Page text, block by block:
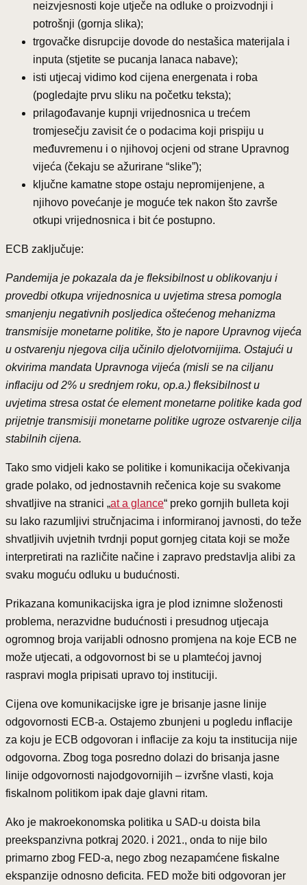
neizvjesnosti koje utječe na odluke o proizvodnji i
potrošnji (gornja slika);
trgovačke disrupcije dovode do nestašica materijala i
inputa (stjetite se pucanja lanaca nabave);
isti utjecaj vidimo kod cijena energenata i roba
(pogledajte prvu sliku na početku teksta);
prilagođavanje kupnji vrijednosnica u trećem
tromjesečju zavisit će o podacima koji prispiju u
međuvremenu i o njihovoj ocjeni od strane Upravnog
vijeća (čekaju se ažurirane “slike”);
ključne kamatne stope ostaju nepromijenjene, a
njihovo povećanje je moguće tek nakon što završe
otkupi vrijednosnica i bit će postupno.
ECB zaključuje:
Pandemija je pokazala da je fleksibilnost u oblikovanju i
provedbi otkupa vrijednosnica u uvjetima stresa pomogla
smanjenju negativnih posljedica oštećenog mehanizma
transmisije monetarne politike, što je napore Upravnog vijeća
u ostvarenju njegova cilja učinilo djelotvornijima. Ostajući u
okvirima mandata Upravnoga vijeća (misli se na ciljanu
inflaciju od 2% u srednjem roku, op.a.) fleksibilnost u
uvjetima stresa ostat će element monetarne politike kada god
prijetnje transmisiji monetarne politike ugroze ostvarenje cilja
stabilnih cijena.
Tako smo vidjeli kako se politike i komunikacija očekivanja
grade polako, od jednostavnih rečenica koje su svakome
shvatljive na stranici „at a glance“ preko gornjih bulleta koji
su lako razumljivi stručnjacima i informiranoj javnosti, do teže
shvatljivih uvjetnih tvrdnji poput gornjeg citata koji se može
interpretirati na različite načine i zapravo predstavlja alibi za
svaku moguću odluku u budućnosti.
Prikazana komunikacijska igra je plod iznimne složenosti
problema, nerazvidne budućnosti i presudnog utjecaja
ogromnog broja varijabli odnosno promjena na koje ECB ne
može utjecati, a odgovornost bi se u plamtećoj javnoj
raspravi mogla pripisati upravo toj instituciji.
Cijena ove komunikacijske igre je brisanje jasne linije
odgovornosti ECB-a. Ostajemo zbunjeni u pogledu inflacije
za koju je ECB odgovoran i inflacije za koju ta institucija nije
odgovorna. Zbog toga posredno dolazi do brisanja jasne
linije odgovornosti najodgovornijih – izvršne vlasti, koja
fiskalnom politikom ipak daje glavni ritam.
Ako je makroekonomska politika u SAD-u doista bila
preekspanzivna potkraj 2020. i 2021., onda to nije bilo
primarno zbog FED-a, nego zbog nezapamćene fiskalne
ekspanzije odnosno deficita. FED može biti odgovoran jer